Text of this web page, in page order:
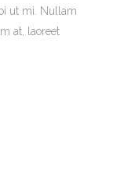
ut mi. Nullam
at, laoreet